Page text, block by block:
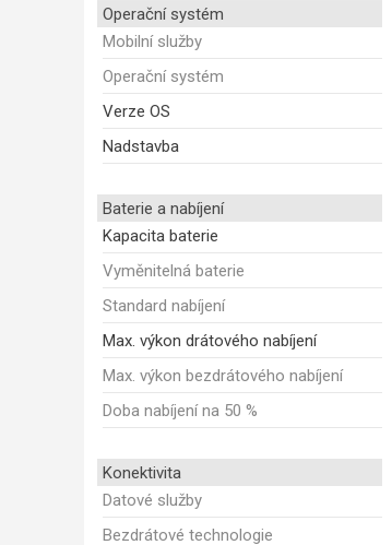
Operační systém
Mobilní služby
Operační systém
Verze OS
Nadstavba
Baterie a nabíjení
Kapacita baterie
Vyměnitelná baterie
Standard nabíjení
Max. výkon drátového nabíjení
Max. výkon bezdrátového nabíjení
Doba nabíjení na 50 %
Konektivita
Datové služby
Bezdrátové technologie